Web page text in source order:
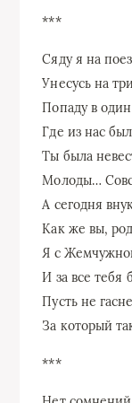
***
Сяду я на
Унесусь на
Попаду в
Где из нас
Ты была
Молоды…
А сегодня
Как же вы,
Я с
И за все тебя
Пусть не
За который
***